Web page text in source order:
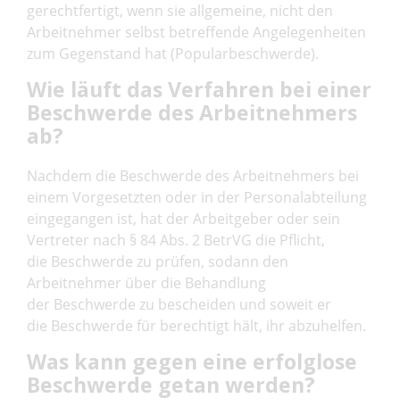
gerechtfertigt, wenn sie allgemeine, nicht den
Arbeitnehmer selbst betreffende Angelegenheiten
zum Gegenstand hat (Popularbeschwerde).
Wie läuft das Verfahren bei einer
Beschwerde des Arbeitnehmers
ab?
Nachdem die Beschwerde des Arbeitnehmers bei
einem Vorgesetzten oder in der Personalabteilung
eingegangen ist, hat der Arbeitgeber oder sein
Vertreter nach § 84 Abs. 2 BetrVG die Pflicht,
die Beschwerde zu prüfen, sodann den
Arbeitnehmer über die Behandlung
der Beschwerde zu bescheiden und soweit er
die Beschwerde für berechtigt hält, ihr abzuhelfen.
Was kann gegen eine erfolglose
Beschwerde getan werden?